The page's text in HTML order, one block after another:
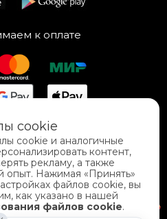
к оплате
Разработка
«КлиентЛаб
cookie
cookie и аналогичные
контент,
рекламу, а также
опыт. Нажимая «Принять»
файлов cookie, вы
как указано в нашей
файлов cookie.